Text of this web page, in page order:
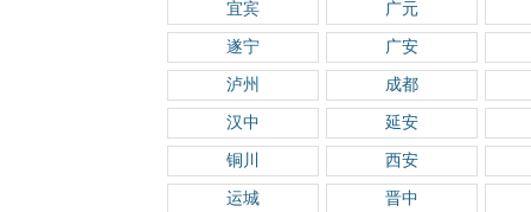
宜宾 广元
遂宁 广安
泸州 成都
汉中 延安
铜川 西安
运城 晋中